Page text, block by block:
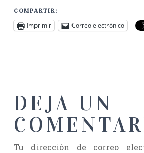
COMPARTIR:
Imprimir Correo electrónico
DEJA UN
Tu dirección de correo